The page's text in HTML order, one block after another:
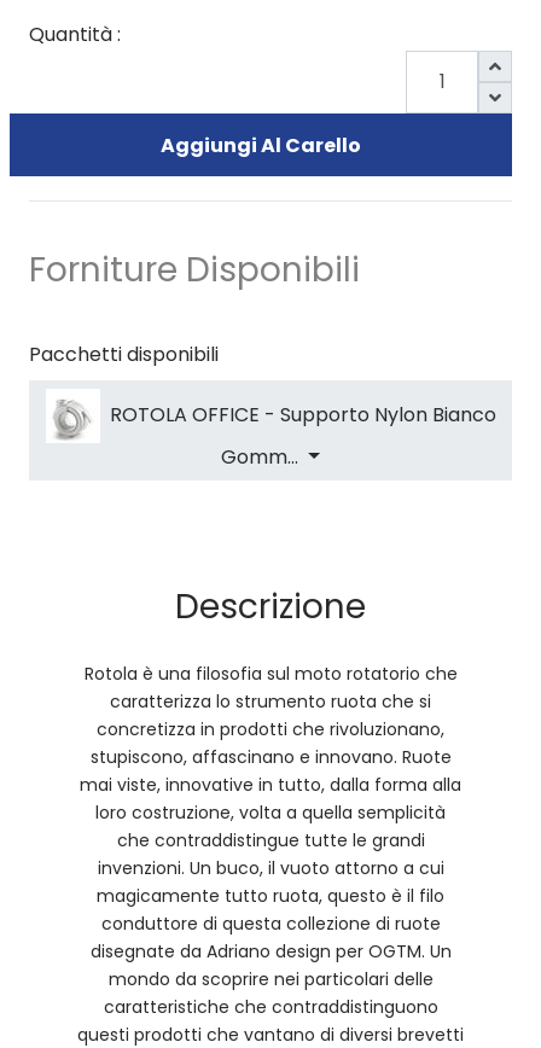
Quantità :
Aggiungi Al Carello
Forniture Disponibili
Pacchetti disponibili
ROTOLA OFFICE - Supporto Nylon Bianco
Gomm...
Descrizione
Rotola è una filosofia sul moto rotatorio che
caratterizza lo strumento ruota che si
concretizza in prodotti che rivoluzionano,
stupiscono, affascinano e innovano. Ruote
mai viste, innovative in tutto, dalla forma alla
loro costruzione, volta a quella semplicità
che contraddistingue tutte le grandi
invenzioni. Un buco, il vuoto attorno a cui
magicamente tutto ruota, questo è il filo
conduttore di questa collezione di ruote
disegnate da Adriano design per OGTM. Un
mondo da scoprire nei particolari delle
caratteristiche che contraddistinguono
questi prodotti che vantano di diversi brevetti